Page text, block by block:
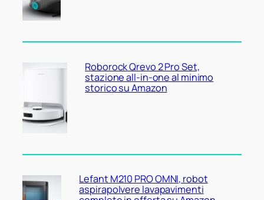
Roborock Qrevo 2 Pro Set,
stazione all-in-one al minimo
storico su Amazon
Lefant M210 PRO OMNI, robot
aspirapolvere lavapavimenti